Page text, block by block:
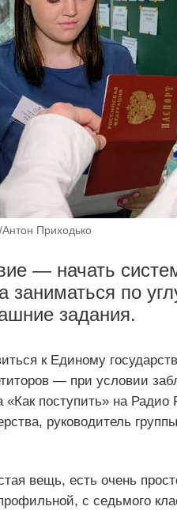
Приходько
— начать
заниматься по
задания.
к Единому
— при условии
«Как поступить» на Радио
руководитель
вещь, есть очень
с седьмого